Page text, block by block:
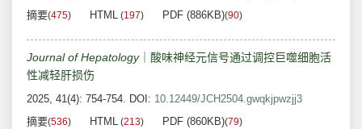
摘要(475) HTML (197) PDF (886KB)(90)
Journal of Hepatology｜酸味神经元信号通过调控巨噬细胞活
性减轻肝损伤
2025, 41(4): 754-754. DOI: 10.12449/JCH2504.gwqkjpwzjj3
摘要(536) HTML (213) PDF (860KB)(79)